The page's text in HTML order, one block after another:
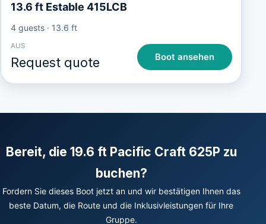
13.6 ft Estable 415LCB
4 guests· 13.6 ft
AUS
Request quote Boot ansehen
Bereit, die 19.6 ft Pacific Craft 625P zu
buchen?
Fordern Sie dieses Boot jetzt an und wir bestätigen Ihnen das
beste Datum, die Route und die Inklusivleistungen für Ihre
Gruppe.